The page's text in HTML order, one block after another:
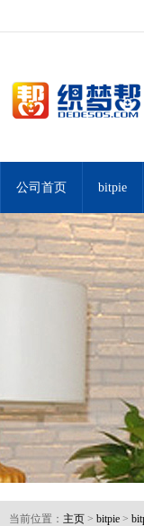
公司首页 bitpie
当前位置： 主页 > bitpie >